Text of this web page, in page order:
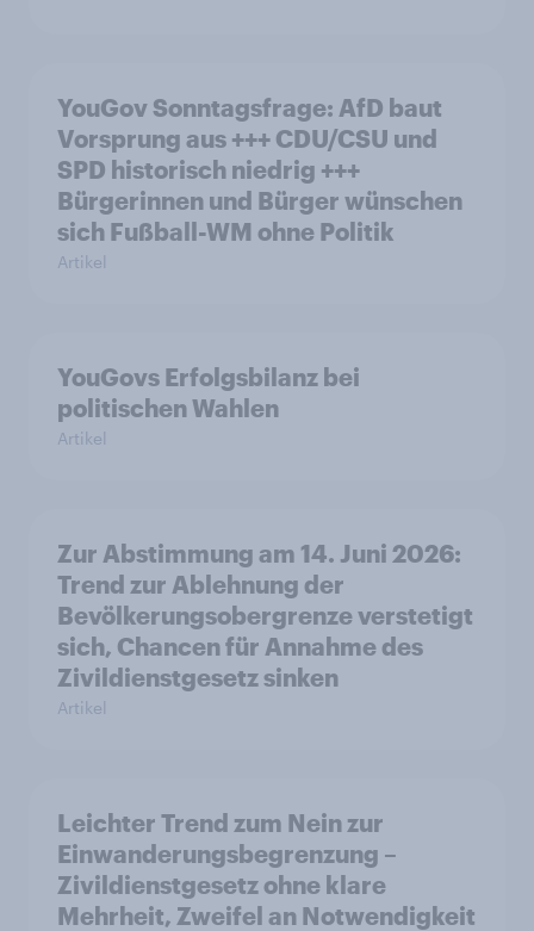
YouGov Sonntagsfrage: AfD baut
Vorsprung aus +++ CDU/CSU und
SPD historisch niedrig +++
Bürgerinnen und Bürger wünschen
sich Fußball-WM ohne Politik
Artikel
YouGovs Erfolgsbilanz bei
politischen Wahlen
Artikel
Zur Abstimmung am 14. Juni 2026:
Trend zur Ablehnung der
Bevölkerungsobergrenze verstetigt
sich, Chancen für Annahme des
Zivildienstgesetz sinken
Artikel
Leichter Trend zum Nein zur
Einwanderungsbegrenzung –
Zivildienstgesetz ohne klare
Mehrheit, Zweifel an Notwendigkeit